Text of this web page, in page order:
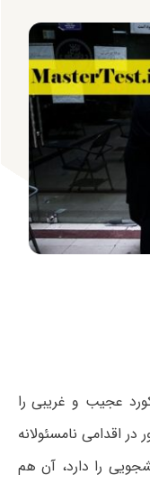
عجیب و غریبی را
اقدامی نامسئولانه
المپیاد دانشجویی را دارد، آن هم